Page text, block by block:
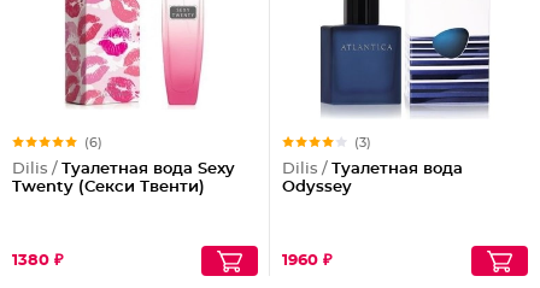
(6)
Dilis / Туалетная вода Sexy
Twenty (Секси Твенти)
1380 ₽
(3)
Dilis / Туалетная вода
Odyssey
1960 ₽